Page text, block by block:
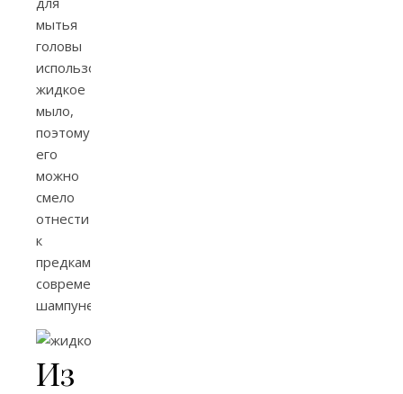
мытья
головы
использовалось
жидкое
мыло,
поэтому
его
можно
смело
отнести
к
предкам
современных
шампуней.
Из